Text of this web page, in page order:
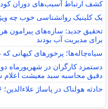
کشف ارتباط آسیب‌های دوران
یک کلینیک روانشناسی خوب چه
تحقیق جدید: سازه‌های پیرامون
برای مدیریت آب بودند
سیاه‌چاله‌ها؛ پرخورهای کیهانی
دستمزد کارگران در شهریورماه
دقیق محاسبه سبد معیشت اعلام
حادثه هولناک در پاساژ علاءالدین؛ ۶ نفر به بیمارستان منتقل شدند